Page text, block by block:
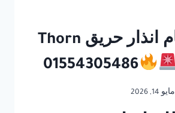
صيانة نظام انذار حريق Thorn
01554305486
مايو 14, 2026